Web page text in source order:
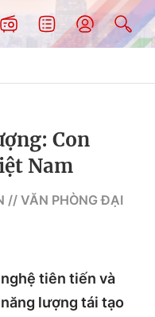
Con
Nam
// VĂN PHÒNG ĐẠI
tiên tiến và
lượng tái tạo